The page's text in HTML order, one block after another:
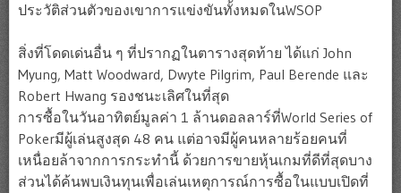
ประวัติส่วนตัวของเขาการแข่งขันทั้งหมดในWSOP
สิ่งที่โดดเด่นอื่น ๆ ที่ปรากฏในตารางสุดท้าย ได้แก่ John
Myung, Matt Woodward, Dwyte Pilgrim, Paul Berende และ
Robert Hwang รองชนะเลิศในที่สุด
การซื้อในวันอาทิตย์มูลค่า 1 ล้านดอลลาร์ที่World Series of
Pokerมีผู้เล่นสูงสุด 48 คน แต่อาจมีผู้คนหลายร้อยคนที่
เหนื่อยล้าจากการกระทำนี้ ด้วยการขายหุ้นเกมที่ดีที่สุดบาง
ส่วนได้ค้นพบเงินทุนเพื่อเล่นเหตุการณ์การซื้อในแบบเปิดที่